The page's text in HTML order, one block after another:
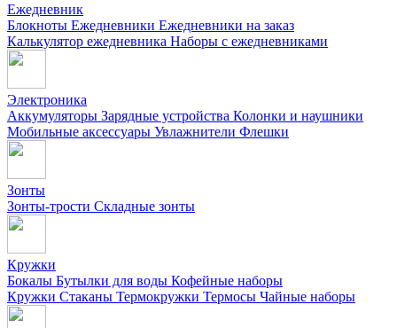
Ежедневник
Блокноты Ежедневники Ежедневники на заказ
Калькулятор ежедневника Наборы с ежедневниками
Электроника
Аккумуляторы Зарядные устройства Колонки и наушники
Мобильные аксессуары Увлажнители Флешки
Зонты
Зонты-трости Складные зонты
Кружки
Бокалы Бутылки для воды Кофейные наборы
Кружки Стаканы Термокружки Термосы Чайные наборы